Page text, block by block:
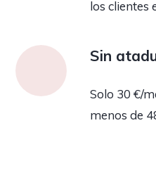
los clientes
Sin
Solo 30 €/
menos de